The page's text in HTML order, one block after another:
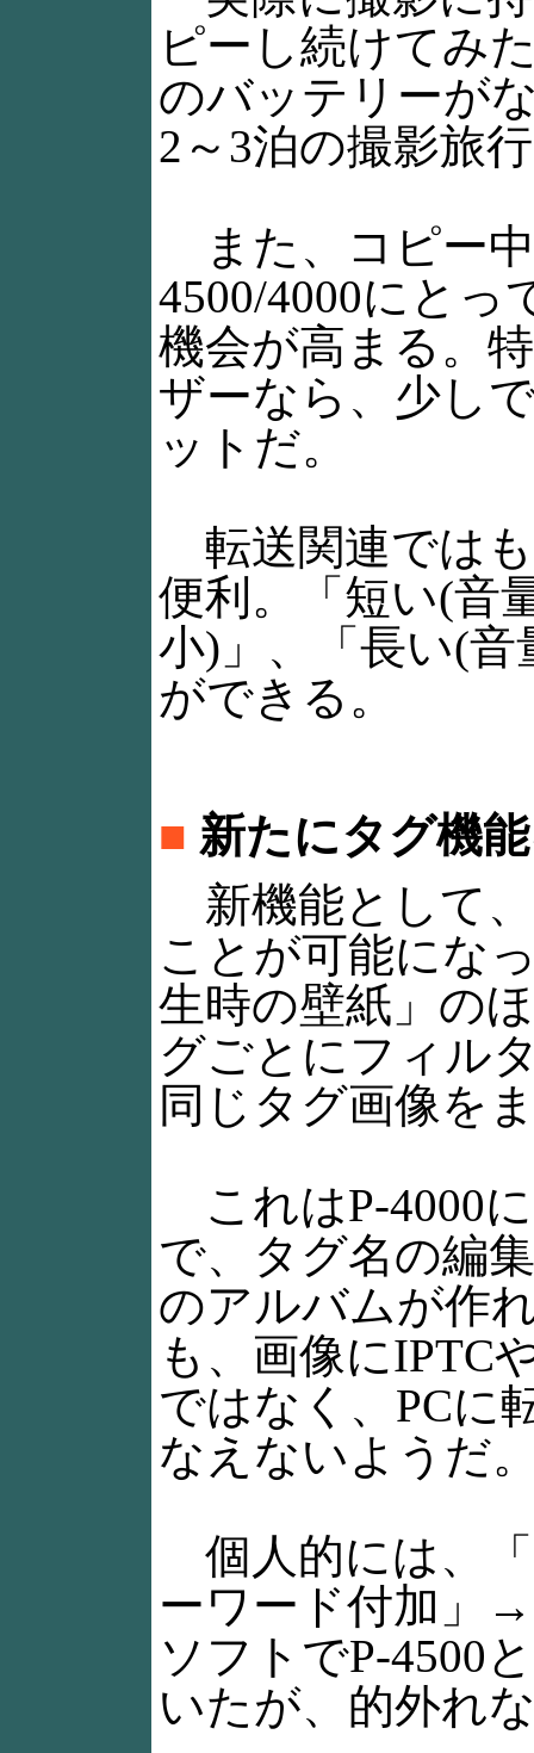
ピーし続けてみ
のバッテリーが
2～3泊の撮影旅
また、コピー
4500/4000にと
機会が高まる。
ザーなら、少し
ットだ。
転送関連では
便利。「短い(音
小)」、「長い(
ができる。
■ 新たにタグ機
新機能として、
ことが可能にな
生時の壁紙」の
グごとにフィル
同じタグ画像を
これはP-4000
で、タグ名の編
のアルバムが作
も、画像にIPTC
ではなく、PCに
なえないようだ
個人的には、「
ーワード付加」
ソフトでP-4500
いたが、的外れ